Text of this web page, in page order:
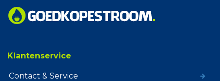
Klantenservice
Contact & Service